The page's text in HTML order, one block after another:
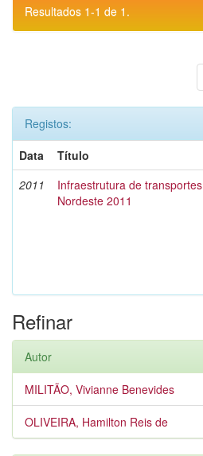
Resultados 1-1 de 1.
Registos:
Data
Título
2011
Infraestrutura de
Nordeste 2011
Refinar
Autor
MILITÃO, Vivianne Benevides
OLIVEIRA, Hamilton Reis de